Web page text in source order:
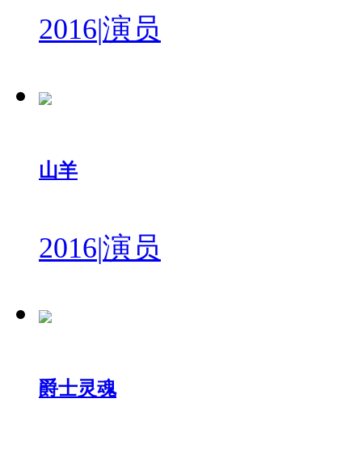
2016|演员
山羊
2016|演员
爵士灵魂